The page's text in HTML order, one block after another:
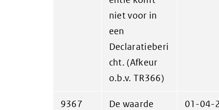
niet voor in
een
Declaratieberi
cht. (Afkeur
o.b.v. TR366)
9367
De waarde
01-04-